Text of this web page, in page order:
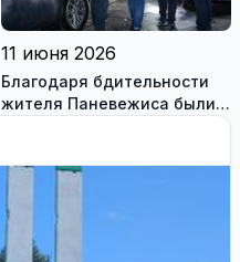
11 июня 2026
Благодаря бдительности
жителя Паневежиса были
автомобилей